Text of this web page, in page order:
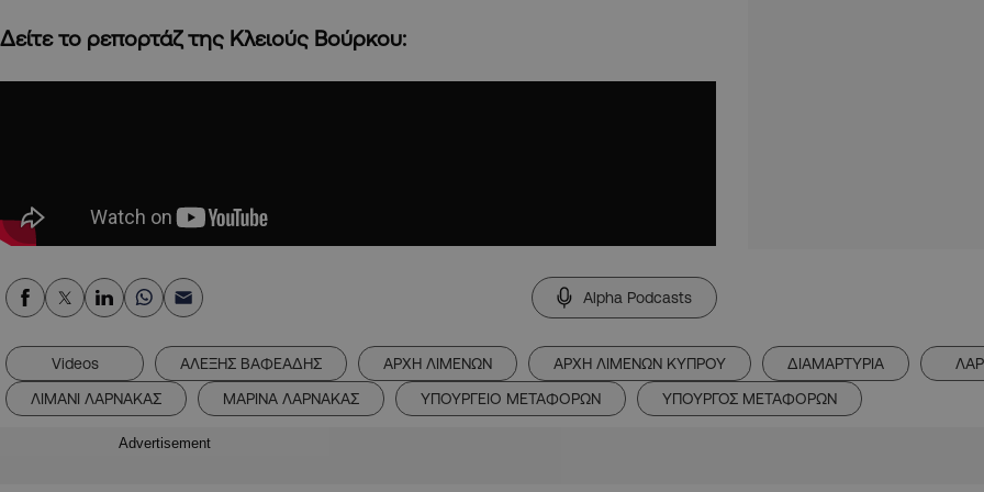
Δείτε το ρεπορτάζ της Κλειούς Βούρκου:
Alpha Podcasts
Videos ΑΛΕΞΗΣ ΒΑΦΕΑΔΗΣ ΑΡΧΗ ΛΙΜΕΝΩΝ ΑΡΧΗ ΛΙΜΕΝΩΝ ΚΥΠΡΟΥ ΔΙΑΜΑΡΤΥΡΙΑ
ΛΙΜΑΝΙ ΛΑΡΝΑΚΑΣ
ΜΑΡΙΝΑ ΛΑΡΝΑΚΑΣ ΥΠΟΥΡΓΕΙΟ ΜΕΤΑΦΟΡΩΝ ΥΠΟΥΡΓΟΣ ΜΕΤΑΦΟΡΩΝ
Advertisement